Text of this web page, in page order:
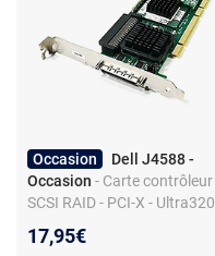
Occasion
Dell J4588 -
Occasion - Carte contrôleur
SCSI RAID - PCI-X - Ultra320
main
17,95€